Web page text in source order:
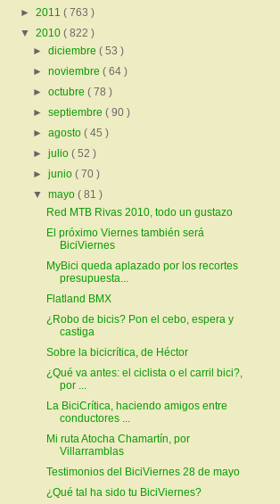
► 2011 ( 763 )
▼ 2010 ( 822 )
►diciembre( 53 )
►noviembre( 64 )
►octubre( 78 )
►septiembre( 90 )
►agosto( 45 )
►julio( 52 )
►junio( 70 )
▼mayo( 81 )
Red MTB Rivas 2010, todo un gustazo
El próximo Viernes también será
BiciViernes
MyBici queda aplazado por los recortes
presupuesta...
Flatland BMX
¿Robo de bicis? Pon el cebo, espera y
castiga
Sobre la bicicrítica, de Héctor
¿Qué va antes: el ciclista o el carril bici?,
por ...
La BiciCrítica, haciendo amigos entre
conductores ...
Mi ruta Atocha Chamartín, por
Villarramblas
Testimonios del BiciViernes 28 de mayo
¿Qué tal ha sido tu BiciViernes?